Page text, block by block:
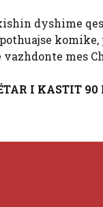
dyshime
vazhdonte mes
I KASTIT 90